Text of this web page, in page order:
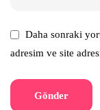
Daha sonraki
adresim ve site